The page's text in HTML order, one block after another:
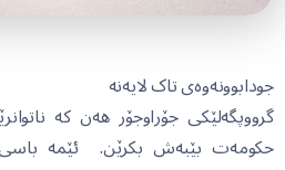
جودابوونەوەی تاک لایەنە
گرووپگەلێکی جۆراوجۆر هەن کە
حکومەت بێبەش بکرێن. ئێمە باسی